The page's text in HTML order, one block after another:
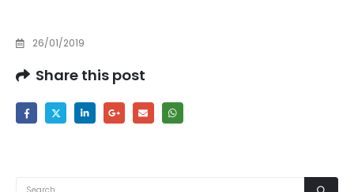
26/01/2019
Share this post